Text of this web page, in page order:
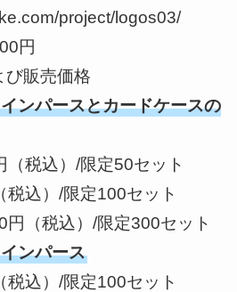
project/logos03/
円
び販売価格
ンパースとカードケースの
（税込）/限定50セット
税込）/限定100セット
円（税込）/限定300セット
ンパース
税込）/限定100セット